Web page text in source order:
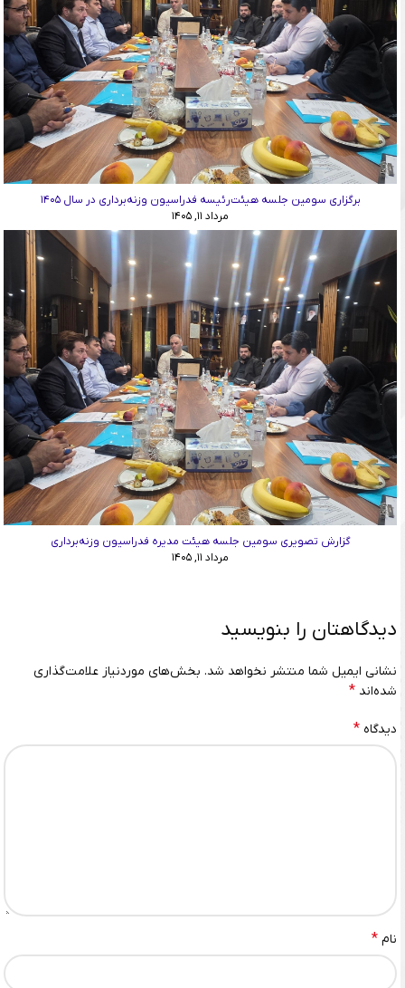
برگزاری سومین جلسه هیئت‌رئیسه فدراسیون وزنه‌برداری در سال ۱۴۰۵
مرداد ۱۱, ۱۴۰۵
گزارش تصویری سومین جلسه هیئت مدیره فدراسیون وزنه‌برداری
مرداد ۱۱, ۱۴۰۵
دیدگاهتان را بنویسید
نشانی ایمیل شما منتشر نخواهد شد. بخش‌های موردنیاز علامت‌گذاری
شده‌اند *
دیدگاه *
نام *